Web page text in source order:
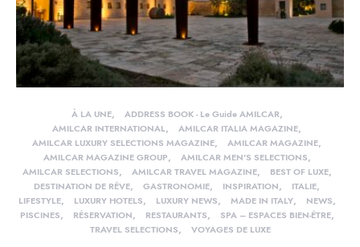
À LA UNE
ADDRESS BOOK - Le Guide AMILCAR
AMILCAR INTERNATIONAL
AMILCAR ITALIA MAGAZINE
AMILCAR LUXURY SELECTIONS MAGAZINE
AMILCAR MAGAZINE
AMILCAR MAGAZINE GROUP
AMILCAR MEN'S SELECTIONS
AMILCAR SELECTIONS
AMILCAR TRAVEL MAGAZINE
BEST OF LUXE
DESTINATION DE RÊVE
GASTRONOMIE INSPIRATION
ITALIE
LIFESTYLE
LUXURY HOTELS LUXURY NEWS MADE IN ITALY
NEWS
PISCINES
RÉSERVATION RESTAURANTS
SPA – ESPACES BIEN-ÊTRE
TRAVEL SELECTIONS
VOYAGES DE LUXE